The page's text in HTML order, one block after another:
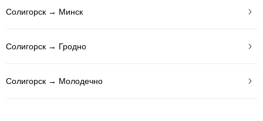
Солигорск → Минск
Солигорск → Гродно
Солигорск → Молодечно